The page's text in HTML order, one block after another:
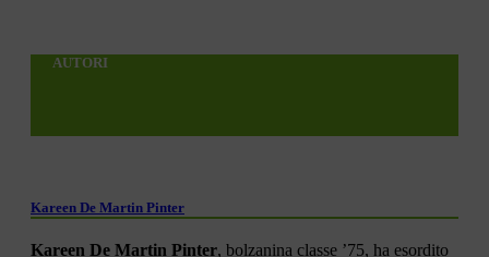
AUTORI
Kareen De Martin Pinter
Kareen De Martin Pinter, bolzanina classe ’75, ha esordito